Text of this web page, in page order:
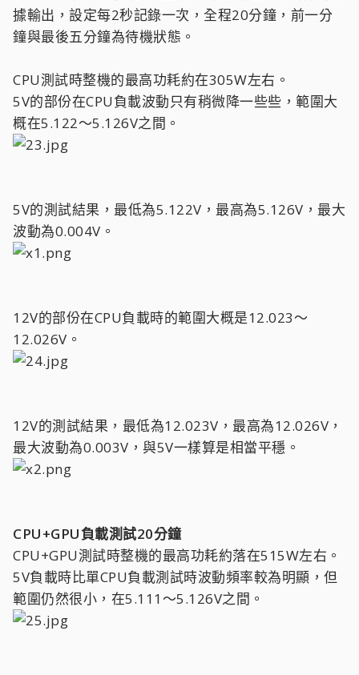
據輸出，設定每2秒記錄一次，全程20分鐘，前一分
鐘與最後五分鐘為待機狀態。
CPU測試時整機的最高功耗約在305W左右。
5V的部份在CPU負載波動只有稍微降一些些，範圍大
概在5.122～5.126V之間。
5V的測試結果，最低為5.122V，最高為5.126V，最大
波動為0.004V。
12V的部份在CPU負載時的範圍大概是12.023～
12.026V。
12V的測試結果，最低為12.023V，最高為12.026V，
最大波動為0.003V，與5V一樣算是相當平穩。
CPU+GPU負載測試20分鐘
CPU+GPU測試時整機的最高功耗約落在515W左右。
5V負載時比單CPU負載測試時波動頻率較為明顯，但
範圍仍然很小，在5.111～5.126V之間。